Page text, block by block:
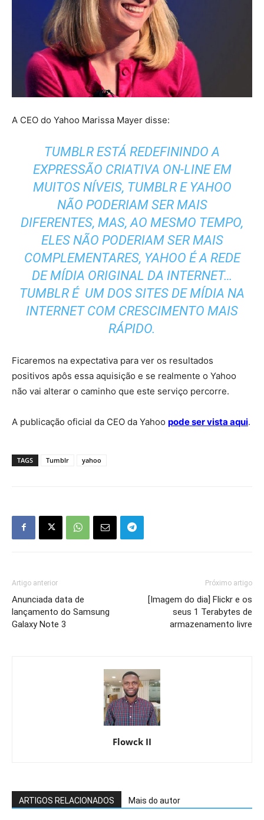
A CEO do Yahoo Marissa Mayer disse:
TUMBLR ESTÁ REDEFININDO A
EXPRESSÃO CRIATIVA ON-LINE EM
MUITOS NÍVEIS, TUMBLR E YAHOO
NÃO PODERIAM SER MAIS
DIFERENTES, MAS, AO MESMO TEMPO,
ELES NÃO PODERIAM SER MAIS
COMPLEMENTARES, YAHOO É A REDE
DE MÍDIA ORIGINAL DA INTERNET…
TUMBLR É UM DOS SITES DE MÍDIA NA
INTERNET COM CRESCIMENTO MAIS
RÁPIDO.
Ficaremos na expectativa para ver os resultados
positivos apôs essa aquisição e se realmente o Yahoo
não vai alterar o caminho que este serviço percorre.
A publicação oficial da CEO da Yahoo pode ser vista aqui.
TAGS Tumblr yahoo
Artigo anterior
Anunciada data de
lançamento do Samsung
Galaxy Note 3
Próximo artigo
[Imagem do dia] Flickr e os
seus 1 Terabytes de
armazenamento livre
Flowck II
ARTIGOS RELACIONADOS Mais do autor